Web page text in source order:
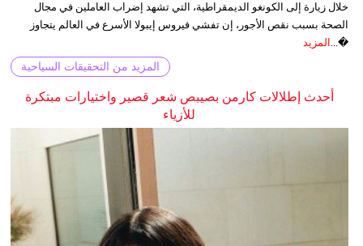
خلال زيارة إلى الكونغو الديمقراطية، التي تشهد إضراب العاملين في مجال
الصحة بسبب نقص الأجور، إن تفشي فيروس إيبولا الأسرع في العالم يتجاوز
�... المزيد
المزيد من التحقيقات السياحية
أحدث إطلالات كارمن بصيبص شعر قصير واختيارات مبتكرة
للأزياء